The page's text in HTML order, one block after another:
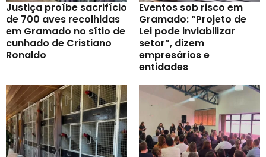
Justiça proíbe sacrifício
de 700 aves recolhidas
em Gramado no sítio de
cunhado de Cristiano
Ronaldo
Eventos sob risco em
Gramado: “Projeto de
Lei pode inviabilizar
setor”, dizem
empresários e
entidades